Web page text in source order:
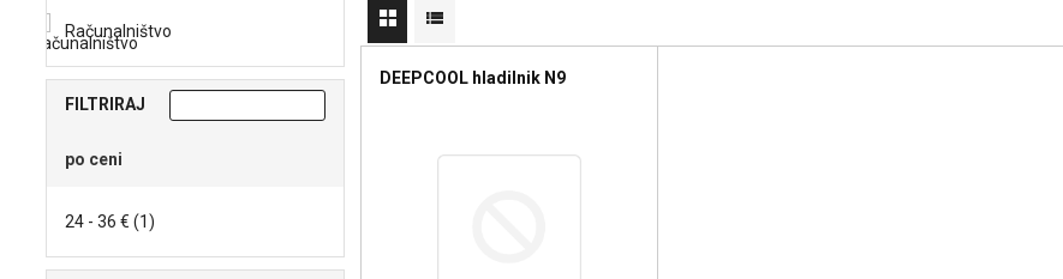
Računalništvo
FILTRIRAJ
po ceni
24 - 36 € (1)
DEEPCOOL hladilnik N9